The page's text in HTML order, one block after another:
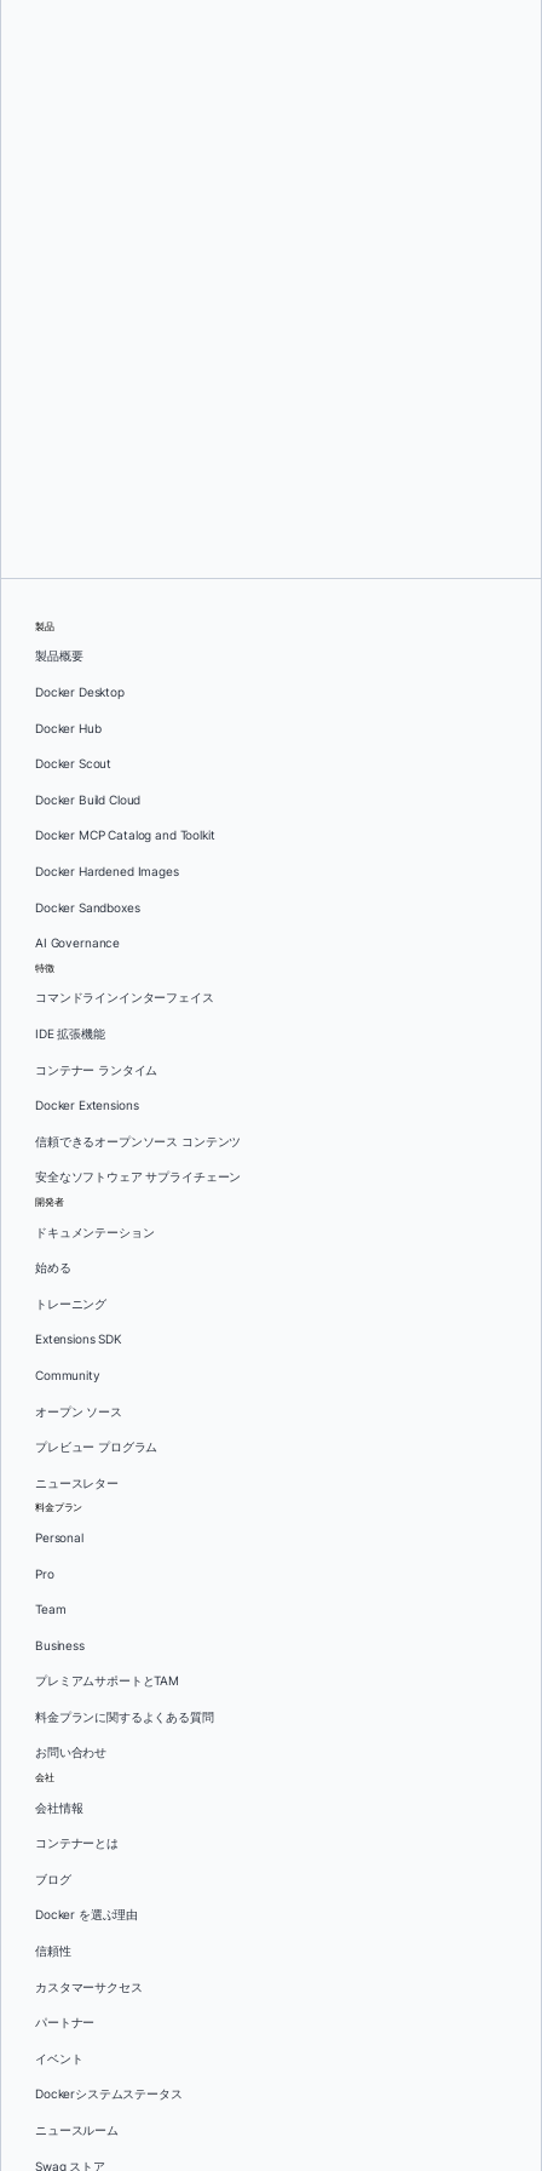
製品
製品概要
Docker Desktop
Docker Hub
Docker Scout
Docker Build Cloud
Docker MCP Catalog and Toolkit
Docker Hardened Images
Docker Sandboxes
AI Governance
特徴
コマンドラインインターフェイス
IDE 拡張機能
コンテナー ランタイム
Docker Extensions
信頼できるオープンソース コンテンツ
安全なソフトウェア サプライチェーン
開発者
ドキュメンテーション
始める
トレーニング
Extensions SDK
Community
オープン ソース
プレビュー プログラム
ニュースレター
料金プラン
Personal
Pro
Team
Business
プレミアムサポートとTAM
料金プランに関するよくある質問
お問い合わせ
会社
会社情報
コンテナーとは
ブログ
Docker を選ぶ理由
信頼性
カスタマーサクセス
パートナー
イベント
Dockerシステムステータス
ニュースルーム
Swag ストア